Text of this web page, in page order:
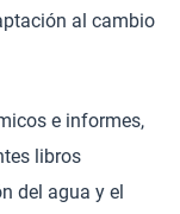
al cambio
e informes,
libros
del agua y el